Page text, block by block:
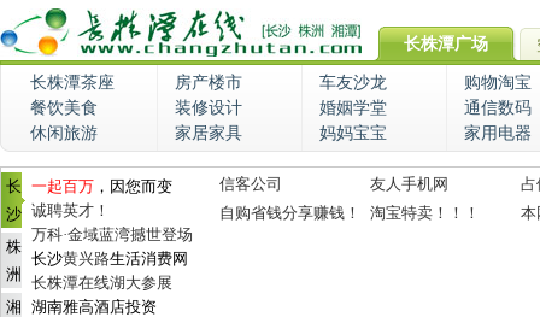
长株潭广场
长株潭茶座 房产楼市 车友沙龙
购物淘宝
餐饮美食
装修设计 婚姻学堂
通信数码
休闲旅游
家居家具 妈妈宝宝 家用电器
长
沙
株
洲
湘
一起百万 ，因您而变
诚聘英才！
万科·金域蓝湾撼世登场
长沙黄兴路生活消费网
长株潭在线湖大参展
湖南雅高酒店投资
信客公司 友人手机网
占
自购省钱分享赚钱！
淘宝特卖！！！ 本